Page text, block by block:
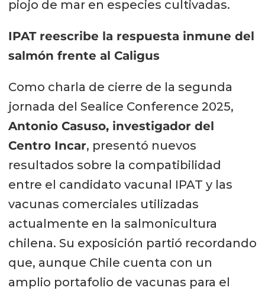
piojo de mar en especies cultivadas.
IPAT reescribe la respuesta inmune del
salmón frente al Caligus
Como charla de cierre de la segunda
jornada del Sealice Conference 2025,
Antonio Casuso, investigador del
Centro Incar, presentó nuevos
resultados sobre la compatibilidad
entre el candidato vacunal IPAT y las
vacunas comerciales utilizadas
actualmente en la salmonicultura
chilena. Su exposición partió recordando
que, aunque Chile cuenta con un
amplio portafolio de vacunas para el